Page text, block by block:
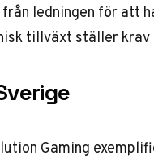
ledningen för att
tillväxt ställer krav
Gaming